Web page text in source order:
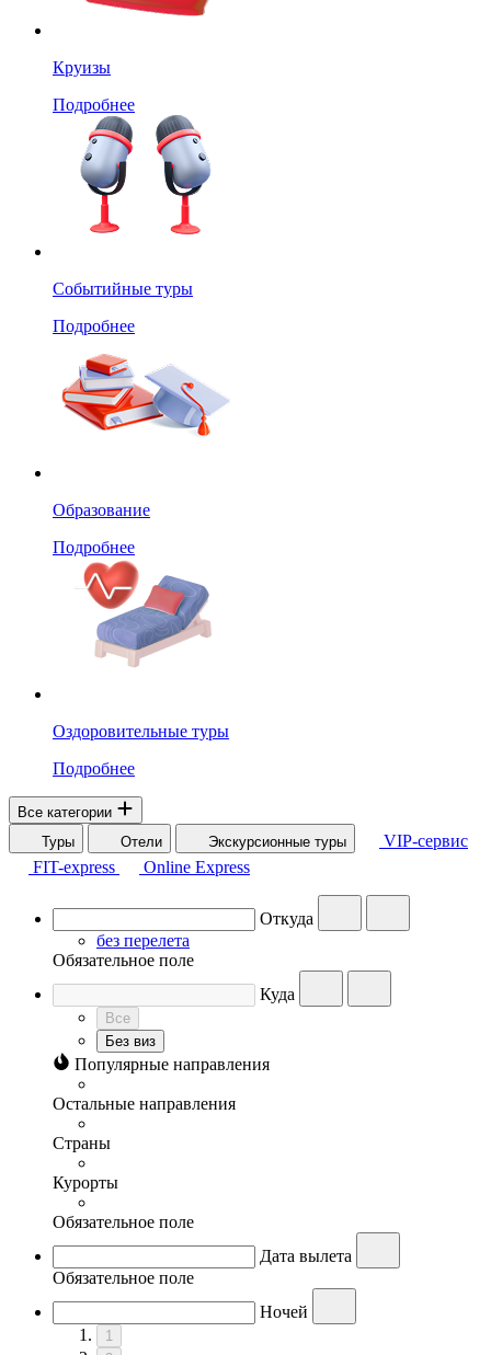
Круизы
Подробнее
Событийные туры
Подробнее
Образование
Подробнее
Оздоровительные туры
Подробнее
Все категории
Туры
Отели Экскурсионные туры
VIP-сервис
FIT-express
Online Express
Откуда
без перелета
Обязательное поле
Куда
Все
Без виз
Популярные направления
Остальные направления
Страны
Курорты
Обязательное поле
Дата вылета
Обязательное поле
Ночей
1